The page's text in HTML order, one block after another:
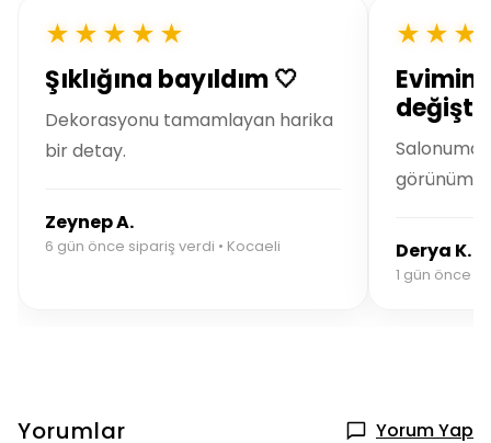
★★★★★
Şıklığına bayıldım 🤍
Dekorasyonu tamamlayan harika
bir detay.
Zeynep A.
6 gün önce sipariş verdi • Kocaeli
Evimin
Salonuma
görünüm
Derya K.
1 gün önce
Yorumlar Yorum Yap